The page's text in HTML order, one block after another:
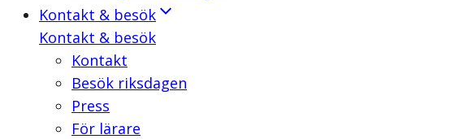
Kontakt & besök
Kontakt & besök
Kontakt
Besök riksdagen
Press
För lärare